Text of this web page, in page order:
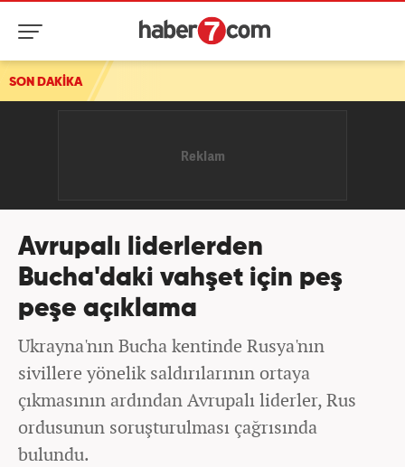
SON DAKİKA
Avrupalı liderlerden
Bucha'daki vahşet için peş
peşe açıklama
Ukrayna'nın Bucha kentinde Rusya'nın
sivillere yönelik saldırılarının ortaya
çıkmasının ardından Avrupalı liderler, Rus
ordusunun soruşturulması çağrısında
bulundu.